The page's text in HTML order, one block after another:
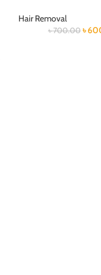
Hair Removal
৳700.00 ৳